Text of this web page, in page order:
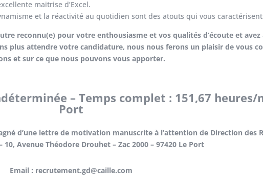
maitrise d’Excel.
et la réactivité au quotidien sont des atouts qui vous caractérisent
reconnu(e) pour votre enthousiasme et vos qualités d’écoute et
plus attendre votre candidature, nous nous ferons un plaisir de vous
et sur ce que nous pouvons vous apporter.
– Temps complet : 151,67 heures/
Port
d’une lettre de motivation manuscrite à l’attention de Direction des
10, Avenue Théodore Drouhet – Zac 2000 – 97420 Le Port
Email : recrutement.gd@caille.com